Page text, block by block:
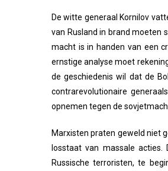
De witte generaal Kornilov
van Rusland in brand moeten
macht is in handen van een
ernstige analyse moet
de geschiedenis wil dat de
contrarevolutionaire
opnemen tegen de
Marxisten praten geweld niet
losstaat van massale acties.
Russische terroristen, te